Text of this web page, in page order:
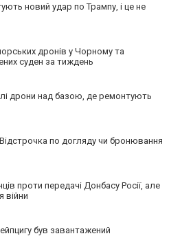
новий удар по Трампу, і це не
дронів у Чорному та
суден за тиждень
дрони над базою, де ремонтують
по догляду чи бронювання
проти передачі Донбасу Росії, але
війни
був завантажений